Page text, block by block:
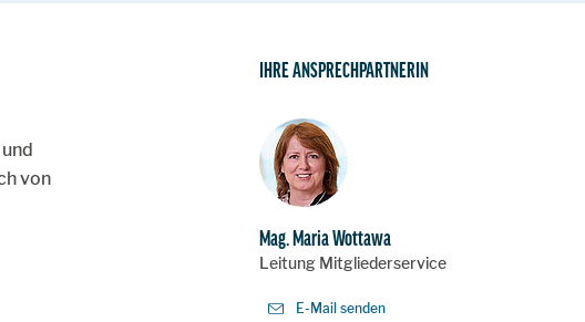
von
IHRE ANSPRECHPARTNERIN
Mag. Maria Wottawa
Leitung Mitgliederservice
E-Mail senden